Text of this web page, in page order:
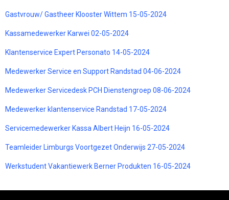
Gastvrouw/ Gastheer Klooster Wittem 15-05-2024
Kassamedewerker Karwei 02-05-2024
Klantenservice Expert Personato 14-05-2024
Medewerker Service en Support Randstad 04-06-2024
Medewerker Servicedesk PCH Dienstengroep 08-06-2024
Medewerker klantenservice Randstad 17-05-2024
Servicemedewerker Kassa Albert Heijn 16-05-2024
Teamleider Limburgs Voortgezet Onderwijs 27-05-2024
Werkstudent Vakantiewerk Berner Produkten 16-05-2024